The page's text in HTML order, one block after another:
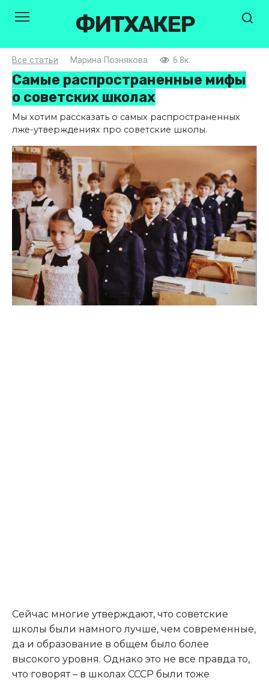
ФИТХАКЕР
Все статьи Марина Познякова 6.8к.
Самые распространенные мифы
о советских школах
Мы хотим рассказать о самых распространенных
лже-утверждениях про советские школы.
Сейчас многие утверждают, что советские
школы были намного лучше, чем современные,
да и образование в общем было более
высокого уровня. Однако это не все правда то,
что говорят – в школах СССР были тоже